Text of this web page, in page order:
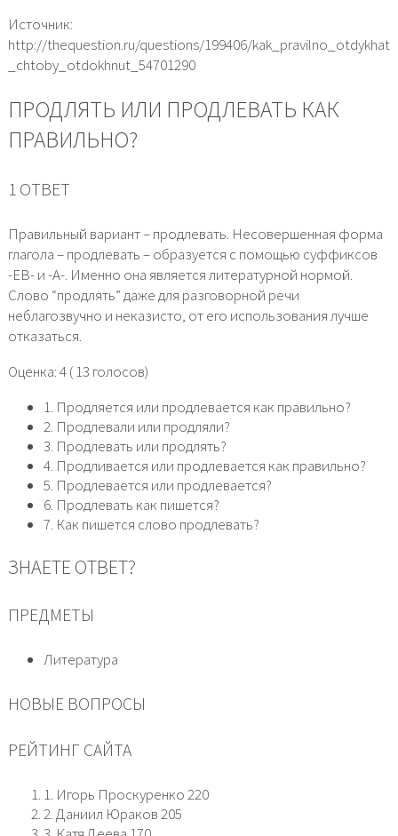
Источник:
http://thequestion.ru/questions/199406/kak_pravilno_otdykhat
_chtoby_otdokhnut_54701290
ПРОДЛЯТЬ ИЛИ ПРОДЛЕВАТЬ КАК
ПРАВИЛЬНО?
1 ОТВЕТ
Правильный вариант – продлевать. Несовершенная форма
глагола – продлевать – образуется с помощью суффиксов
-ЕВ- и -А-. Именно она является литературной нормой.
Слово “продлять” даже для разговорной речи
неблагозвучно и неказисто, от его использования лучше
отказаться.
Оценка: 4 ( 13 голосов)
1. Продляется или продлевается как правильно?
2. Продлевали или продляли?
3. Продлевать или продлять?
4. Продливается или продлевается как правильно?
5. Продлевается или продлевается?
6. Продлевать как пишется?
7. Как пишется слово продлевать?
ЗНАЕТЕ ОТВЕТ?
ПРЕДМЕТЫ
Литература
НОВЫЕ ВОПРОСЫ
РЕЙТИНГ САЙТА
1. Игорь Проскуренко 220
2. Даниил Юраков 205